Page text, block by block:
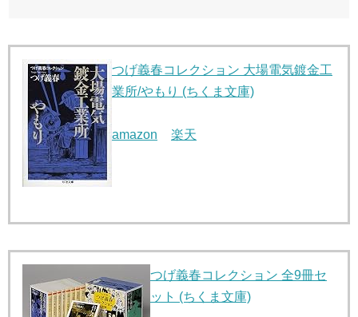
つげ義春コレクション 大場電気鍍金工
業所/やもり (ちくま文庫)
amazon 楽天
つげ義春コレクション 全9冊セ
ット (ちくま文庫)